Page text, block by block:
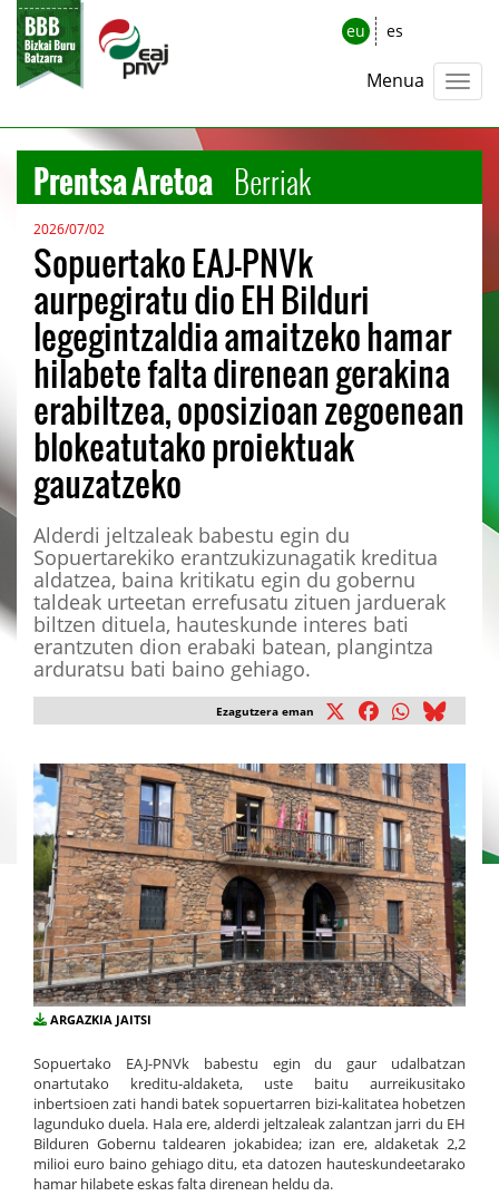
eu es
Menua
Prentsa Aretoa Berriak
2026/07/02
Sopuertako EAJ-PNVk
aurpegiratu dio EH Bilduri
legegintzaldia amaitzeko hamar
hilabete falta direnean gerakina
erabiltzea, oposizioan zegoenean
blokeatutako proiektuak
gauzatzeko
Alderdi jeltzaleak babestu egin du
Sopuertarekiko erantzukizunagatik kreditua
aldatzea, baina kritikatu egin du gobernu
taldeak urteetan errefusatu zituen jarduerak
biltzen dituela, hauteskunde interes bati
erantzuten dion erabaki batean, plangintza
arduratsu bati baino gehiago.
Ezagutzera eman
ARGAZKIA JAITSI
Sopuertako EAJ-PNVk babestu egin du gaur udalbatzan
onartutako kreditu-aldaketa, uste baitu aurreikusitako
inbertsioen zati handi batek sopuertarren bizi-kalitatea hobetzen
lagunduko duela. Hala ere, alderdi jeltzaleak zalantzan jarri du EH
Bilduren Gobernu taldearen jokabidea; izan ere, aldaketak 2,2
milioi euro baino gehiago ditu, eta datozen hauteskundeetarako
hamar hilabete eskas falta direnean heldu da.